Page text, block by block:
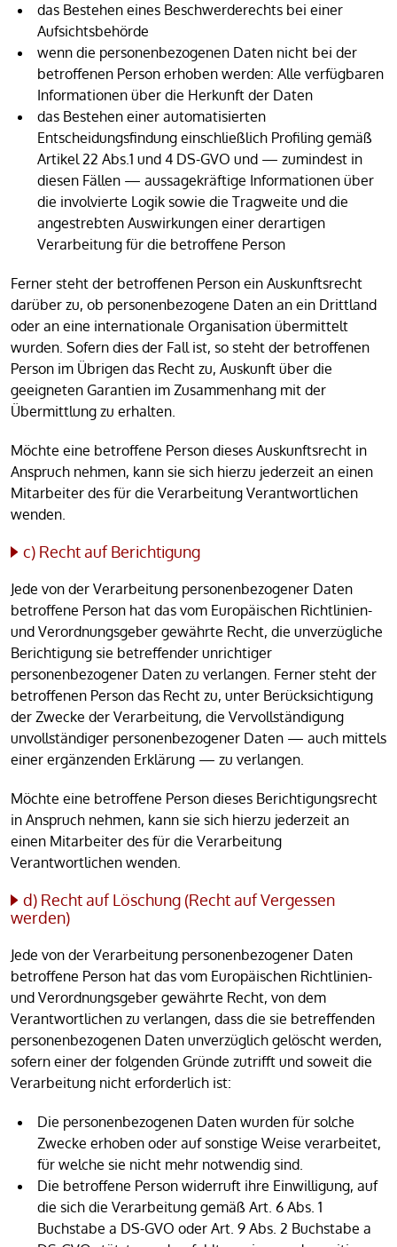
das Bestehen eines Beschwerderechts bei einer
Aufsichtsbehörde
wenn die personenbezogenen Daten nicht bei der
betroffenen Person erhoben werden: Alle verfügbaren
Informationen über die Herkunft der Daten
das Bestehen einer automatisierten
Entscheidungsfindung einschließlich Profiling gemäß
Artikel 22 Abs.1 und 4 DS-GVO und — zumindest in
diesen Fällen — aussagekräftige Informationen über
die involvierte Logik sowie die Tragweite und die
angestrebten Auswirkungen einer derartigen
Verarbeitung für die betroffene Person
Ferner steht der betroffenen Person ein Auskunftsrecht
darüber zu, ob personenbezogene Daten an ein Drittland
oder an eine internationale Organisation übermittelt
wurden. Sofern dies der Fall ist, so steht der betroffenen
Person im Übrigen das Recht zu, Auskunft über die
geeigneten Garantien im Zusammenhang mit der
Übermittlung zu erhalten.
Möchte eine betroffene Person dieses Auskunftsrecht in
Anspruch nehmen, kann sie sich hierzu jederzeit an einen
Mitarbeiter des für die Verarbeitung Verantwortlichen
wenden.
c) Recht auf Berichtigung
Jede von der Verarbeitung personenbezogener Daten
betroffene Person hat das vom Europäischen Richtlinien-
und Verordnungsgeber gewährte Recht, die unverzügliche
Berichtigung sie betreffender unrichtiger
personenbezogener Daten zu verlangen. Ferner steht der
betroffenen Person das Recht zu, unter Berücksichtigung
der Zwecke der Verarbeitung, die Vervollständigung
unvollständiger personenbezogener Daten — auch mittels
einer ergänzenden Erklärung — zu verlangen.
Möchte eine betroffene Person dieses Berichtigungsrecht
in Anspruch nehmen, kann sie sich hierzu jederzeit an
einen Mitarbeiter des für die Verarbeitung
Verantwortlichen wenden.
d) Recht auf Löschung (Recht auf Vergessen
werden)
Jede von der Verarbeitung personenbezogener Daten
betroffene Person hat das vom Europäischen Richtlinien-
und Verordnungsgeber gewährte Recht, von dem
Verantwortlichen zu verlangen, dass die sie betreffenden
personenbezogenen Daten unverzüglich gelöscht werden,
sofern einer der folgenden Gründe zutrifft und soweit die
Verarbeitung nicht erforderlich ist:
Die personenbezogenen Daten wurden für solche
Zwecke erhoben oder auf sonstige Weise verarbeitet,
für welche sie nicht mehr notwendig sind.
Die betroffene Person widerruft ihre Einwilligung, auf
die sich die Verarbeitung gemäß Art. 6 Abs. 1
Buchstabe a DS-GVO oder Art. 9 Abs. 2 Buchstabe a